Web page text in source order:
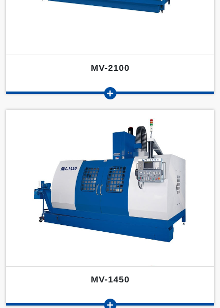
MV-2100
MV-1450